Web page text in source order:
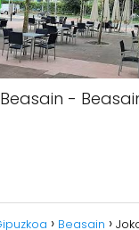
-
Beasain